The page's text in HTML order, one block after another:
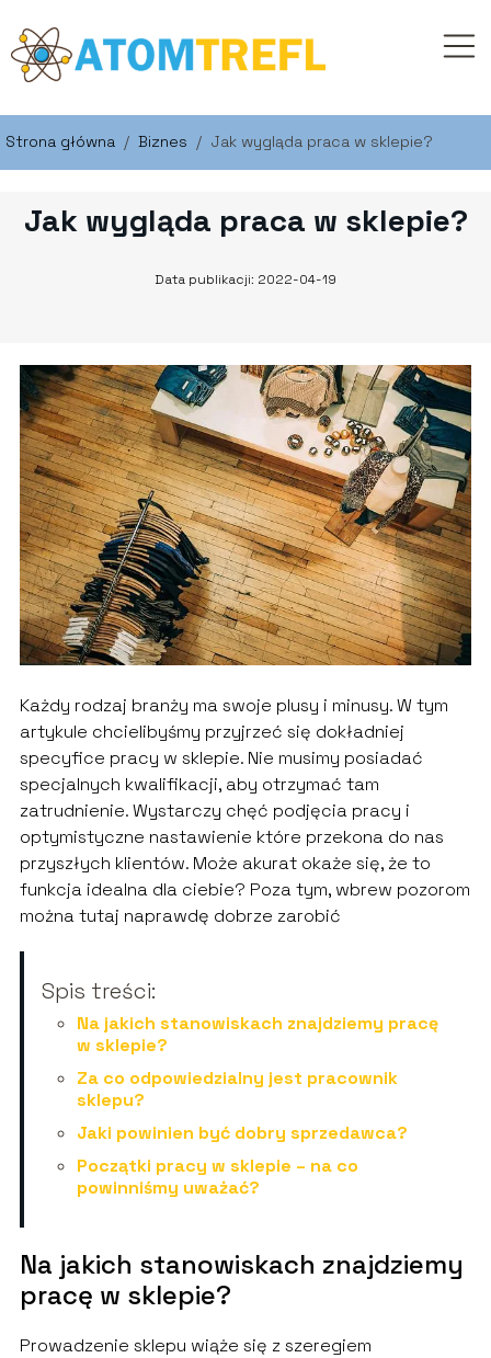
Strona główna / Biznes / Jak wygląda praca w sklepie?
Jak wygląda praca w sklepie?
Data publikacji: 2022-04-19
Każdy rodzaj branży ma swoje plusy i minusy. W tym
artykule chcielibyśmy przyjrzeć się dokładniej
specyfice pracy w sklepie. Nie musimy posiadać
specjalnych kwalifikacji, aby otrzymać tam
zatrudnienie. Wystarczy chęć podjęcia pracy i
optymistyczne nastawienie które przekona do nas
przyszłych klientów. Może akurat okaże się, że to
funkcja idealna dla ciebie? Poza tym, wbrew pozorom
można tutaj naprawdę dobrze zarobić
Spis treści:
Na jakich stanowiskach znajdziemy pracę
w sklepie?
Za co odpowiedzialny jest pracownik
sklepu?
Jaki powinien być dobry sprzedawca?
Początki pracy w sklepie – na co
powinniśmy uważać?
Na jakich stanowiskach znajdziemy
pracę w sklepie?
Prowadzenie sklepu wiąże się z szeregiem